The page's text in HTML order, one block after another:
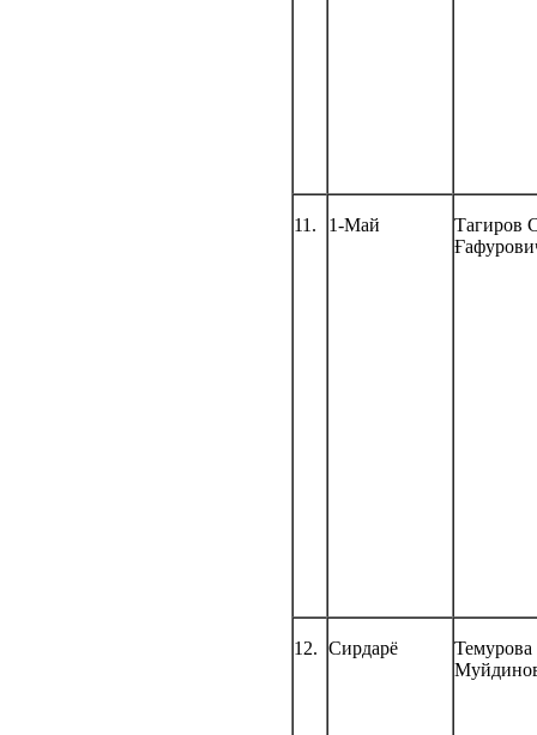
11. 1-Май
Тагиров
12. Сирдарё